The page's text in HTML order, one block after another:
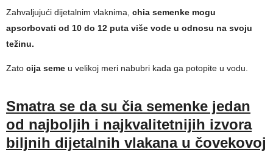
Zahvaljujući dijetalnim vlaknima, chia semenke mogu
apsorbovati od 10 do 12 puta više vode u odnosu na svoju
težinu.
Zato cija seme u velikoj meri nabubri kada ga potopite u vodu.
Smatra se da su čia semenke jedan
od najboljih i najkvalitetnijih izvora
biljnih dijetalnih vlakana u čovekovoj